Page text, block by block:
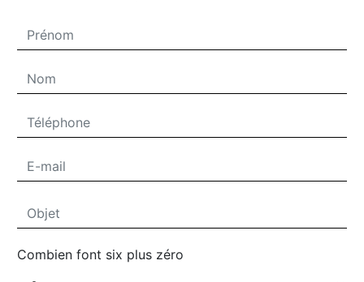
Combien font six plus zéro